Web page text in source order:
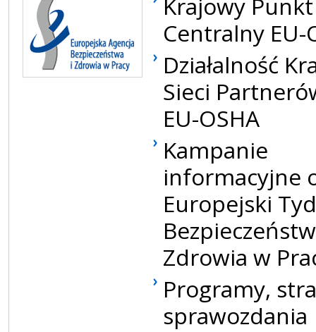
Krajowy Punkt
Centralny EU-
Działalność
Sieci
EU-OSHA
Kampanie
informacyjne
Europejski
Zdrowia w
Programy,
sprawozdania